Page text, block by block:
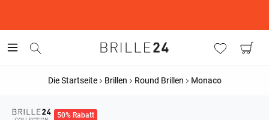
Die Startseite Brillen Round Brillen Monaco
50% Rabatt